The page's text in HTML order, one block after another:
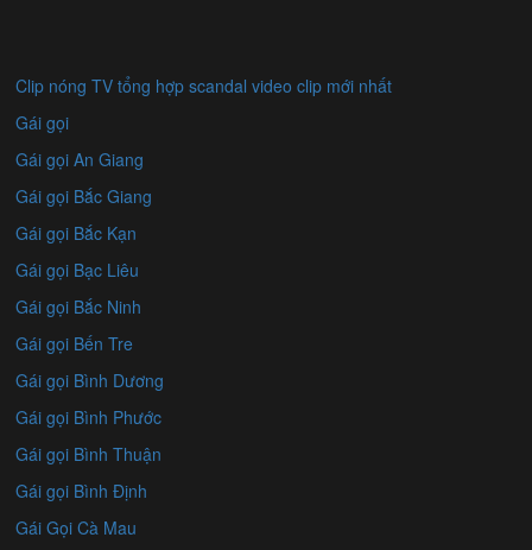
Clip nóng TV tổng hợp scandal video clip mới nhất
Gái gọi
Gái gọi An Giang
Gái gọi Bắc Giang
Gái gọi Bắc Kạn
Gái gọi Bạc Liêu
Gái gọi Bắc Ninh
Gái gọi Bến Tre
Gái gọi Bình Dương
Gái gọi Bình Phước
Gái gọi Bình Thuận
Gái gọi Bình Định
Gái Gọi Cà Mau